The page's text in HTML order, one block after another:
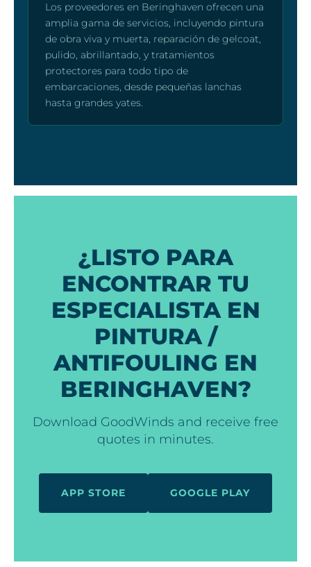
Los proveedores en Beringhaven ofrecen una
amplia gama de servicios, incluyendo pintura
de obra viva y muerta, reparación de gelcoat,
pulido, abrillantado, y tratamientos
protectores para todo tipo de
embarcaciones, desde pequeñas lanchas
hasta grandes yates.
¿LISTO PARA
ENCONTRAR TU
ESPECIALISTA EN
PINTURA /
ANTIFOULING EN
BERINGHAVEN?
Download GoodWinds and receive free
quotes in minutes.
APP STORE GOOGLE PLAY